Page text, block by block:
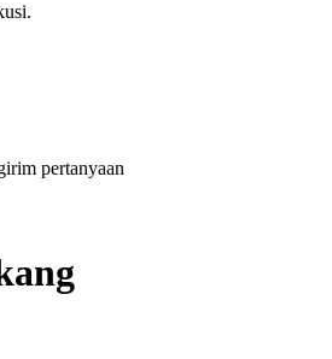
pertanyaan